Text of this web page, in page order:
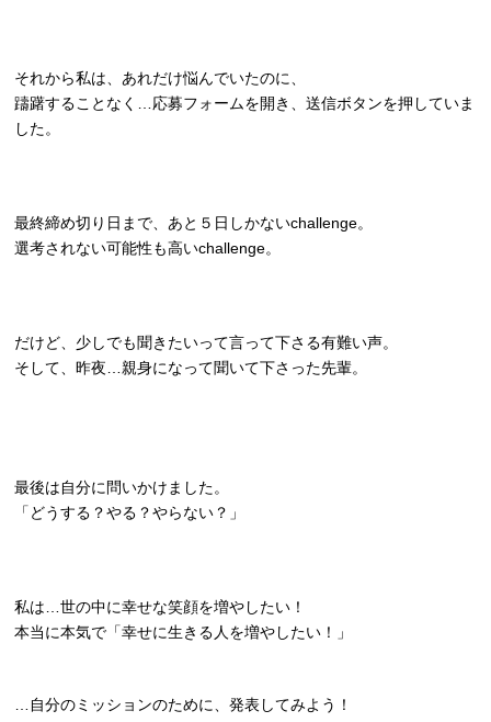
それから私は、あれだけ悩んでいたのに、
躊躇することなく…応募フォームを開き、送信ボタンを押していま
した。
最終締め切り日まで、あと５日しかないchallenge。
選考されない可能性も高いchallenge。
だけど、少しでも聞きたいって言って下さる有難い声。
そして、昨夜…親身になって聞いて下さった先輩。
最後は自分に問いかけました。
「どうする？やる？やらない？」
私は…世の中に幸せな笑顔を増やしたい！
本当に本気で「幸せに生きる人を増やしたい！」
…自分のミッションのために、発表してみよう！